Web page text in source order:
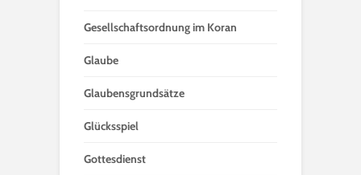
Gesellschaftsordnung im Koran
Glaube
Glaubensgrundsätze
Glücksspiel
Gottesdienst